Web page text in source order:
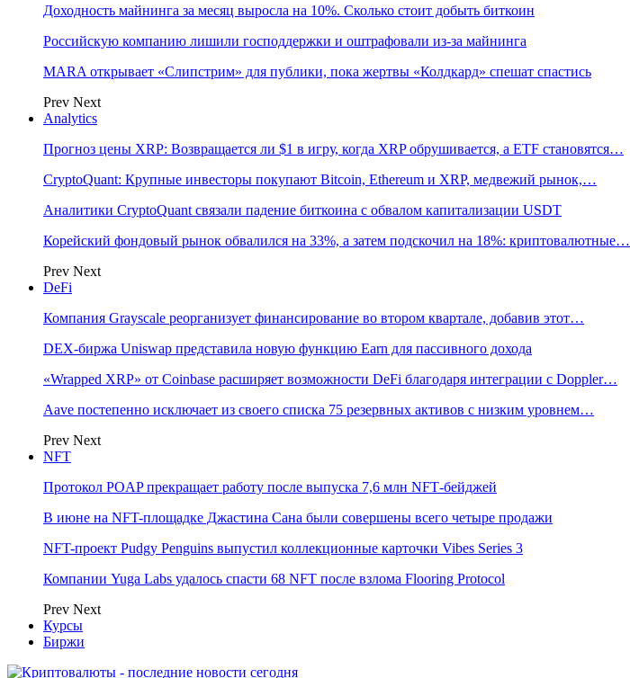
Доходность майнинга за месяц выросла на 10%. Сколько стоит добыть биткоин
Российскую компанию лишили господдержки и оштрафовали из-за майнинга
MARA открывает «Слипстрим» для публики, пока жертвы «Колдкард» спешат спастись
Prev Next
Analytics
Прогноз цены XRP: Возвращается ли $1 в игру, когда XRP обрушивается, а ETF становятся…
CryptoQuant: Крупные инвесторы покупают Bitcoin, Ethereum и XRP, медвежий рынок,…
Аналитики CryptoQuant связали падение биткоина с обвалом капитализации USDT
Корейский фондовый рынок обвалился на 33%, а затем подскочил на 18%: криптовалютные…
Prev Next
DeFi
Компания Grayscale реорганизует финансирование во втором квартале, добавив этот…
DEX-биржа Uniswap представила новую функцию Earn для пассивного дохода
«Wrapped XRP» от Coinbase расширяет возможности DeFi благодаря интеграции с Doppler…
Aave постепенно исключает из своего списка 75 резервных активов с низким уровнем…
Prev Next
NFT
Протокол POAP прекращает работу после выпуска 7,6 млн NFT‑бейджей
В июне на NFT-площадке Джастина Сана были совершены всего четыре продажи
NFT-проект Pudgy Penguins выпустил коллекционные карточки Vibes Series 3
Компании Yuga Labs удалось спасти 68 NFT после взлома Flooring Protocol
Prev Next
Курсы
Биржи